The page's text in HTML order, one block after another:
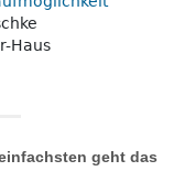
geht das